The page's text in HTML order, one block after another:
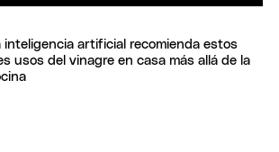
inteligencia artificial recomienda estos
usos del vinagre en casa más allá de la